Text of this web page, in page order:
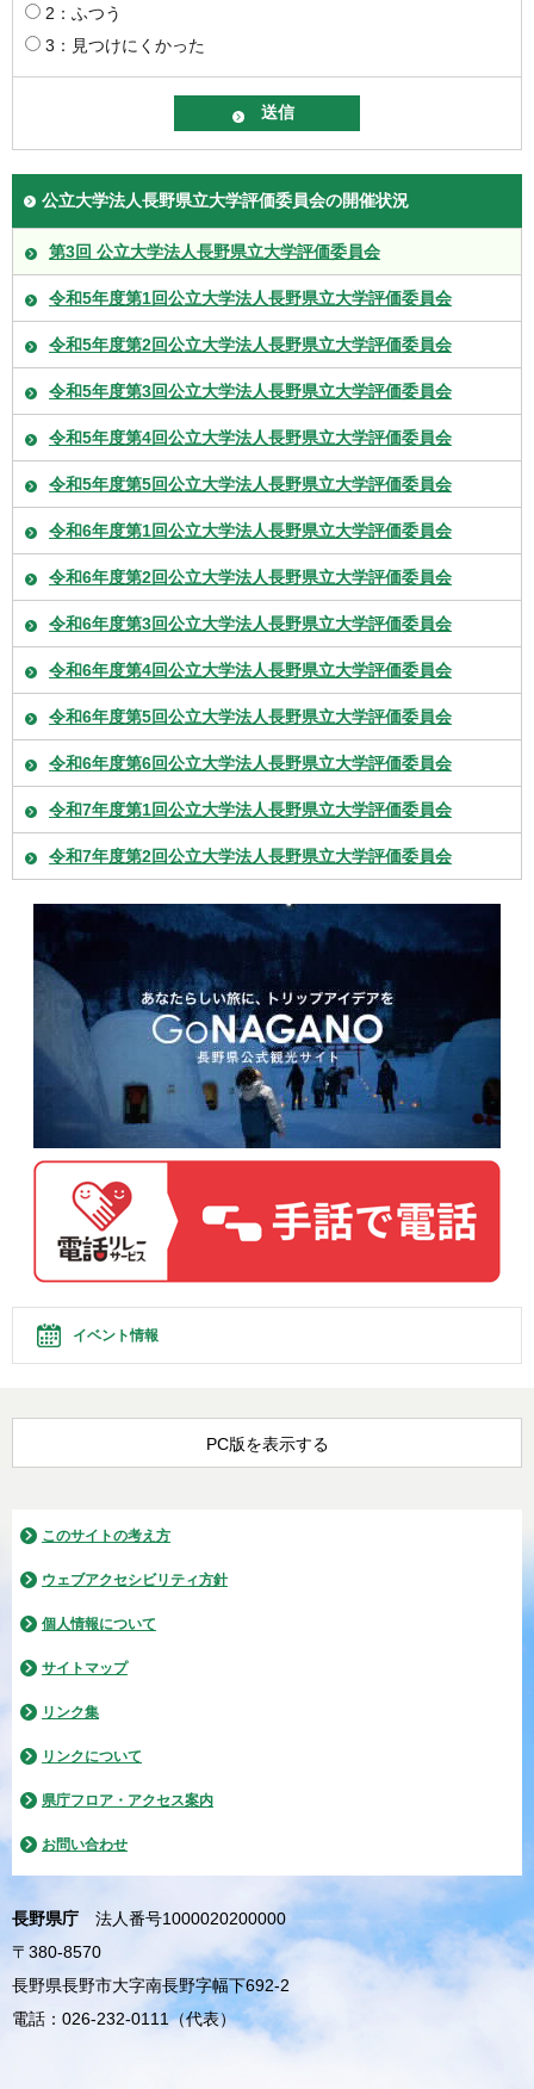
2：ふつう
3：見つけにくかった
公立大学法人長野県立大学評価委員会の開催状況
第3回 公立大学法人長野県立大学評価委員会
令和5年度第1回公立大学法人長野県立大学評価委員会
令和5年度第2回公立大学法人長野県立大学評価委員会
令和5年度第3回公立大学法人長野県立大学評価委員会
令和5年度第4回公立大学法人長野県立大学評価委員会
令和5年度第5回公立大学法人長野県立大学評価委員会
令和6年度第1回公立大学法人長野県立大学評価委員会
令和6年度第2回公立大学法人長野県立大学評価委員会
令和6年度第3回公立大学法人長野県立大学評価委員会
令和6年度第4回公立大学法人長野県立大学評価委員会
令和6年度第5回公立大学法人長野県立大学評価委員会
令和6年度第6回公立大学法人長野県立大学評価委員会
令和7年度第1回公立大学法人長野県立大学評価委員会
令和7年度第2回公立大学法人長野県立大学評価委員会
イベント情報
PC版を表示する
このサイトの考え方
ウェブアクセシビリティ方針
個人情報について
サイトマップ
リンク集
リンクについて
県庁フロア・アクセス案内
お問い合わせ
長野県庁
法人番号1000020200000
〒380-8570
長野県長野市大字南長野字幅下692-2
電話：026-232-0111（代表）